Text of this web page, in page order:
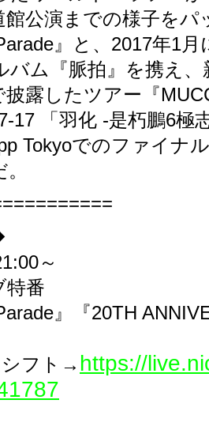
館公演までの様子をパ
』と、2017年1
バム『脈拍』を携え、
披露したツアー『
17 「羽化 -是朽鵬6極
Tokyoでのファイナ
～
特番
』『20TH
フト→ https://